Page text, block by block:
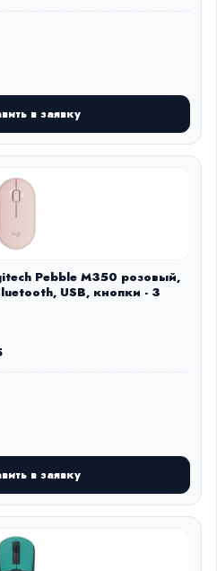
в заявку
Pebble M350 розовый,
USB, кнопки - 3
в заявку